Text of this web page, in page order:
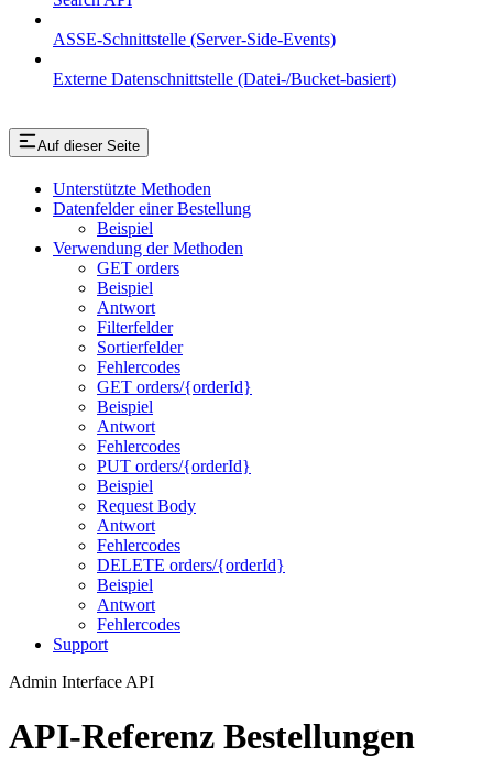
ASSE-Schnittstelle (Server-Side-Events)
Externe Datenschnittstelle (Datei-/Bucket-basiert)
Auf dieser Seite
Unterstützte Methoden
Datenfelder einer Bestellung
Beispiel
Verwendung der Methoden
GET orders
Beispiel
Antwort
Filterfelder
Sortierfelder
Fehlercodes
GET orders/{orderId}
Beispiel
Antwort
Fehlercodes
PUT orders/{orderId}
Beispiel
Request Body
Antwort
Fehlercodes
DELETE orders/{orderId}
Beispiel
Antwort
Fehlercodes
Support
Admin Interface API
API-Referenz Bestellungen